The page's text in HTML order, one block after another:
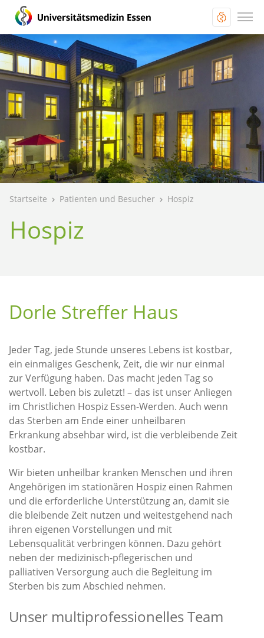
Startseite Patienten und Besucher Hospiz
Hospiz
Dorle Streffer Haus
Jeder Tag, jede Stunde unseres Lebens ist kostbar,
ein einmaliges Geschenk, Zeit, die wir nur einmal
zur Verfügung haben. Das macht jeden Tag so
wertvoll. Leben bis zuletzt! – das ist unser Anliegen
im Christlichen Hospiz Essen-Werden. Auch wenn
das Sterben am Ende einer unheilbaren
Erkrankung absehbar wird, ist die verbleibende Zeit
kostbar.
Wir bieten unheilbar kranken Menschen und ihren
Angehörigen im stationären Hospiz einen Rahmen
und die erforderliche Unterstützung an, damit sie
die bleibende Zeit nutzen und weitestgehend nach
ihren eigenen Vorstellungen und mit
Lebensqualität verbringen können. Dazu gehört
neben der medizinisch-pflegerischen und
palliativen Versorgung auch die Begleitung im
Sterben bis zum Abschied nehmen.
Unser multiprofessionelles Team